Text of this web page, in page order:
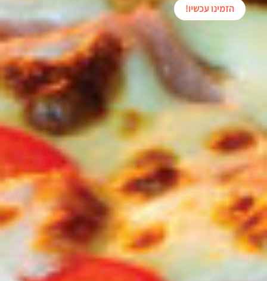
הזמינו עכשיו!